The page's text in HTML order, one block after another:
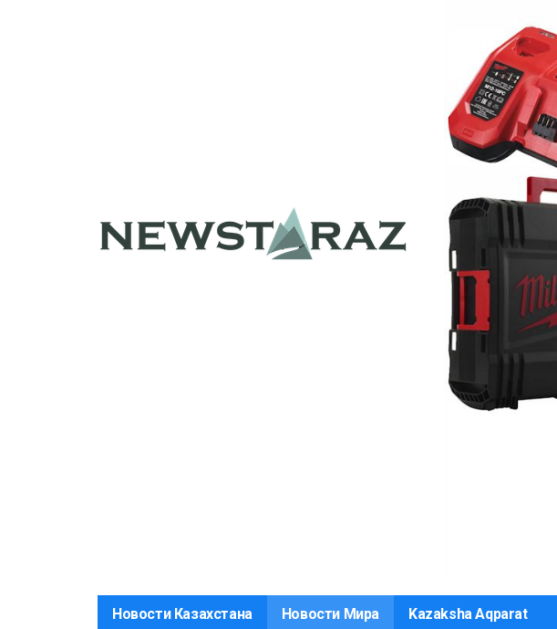
Новости Казахстана Новости Мира Kazaksha Aqparat